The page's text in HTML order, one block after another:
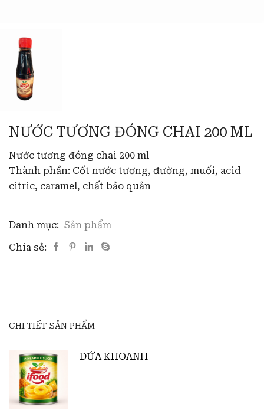
NƯỚC TƯƠNG ĐÓNG CHAI 200 ML
Nước tương đóng chai 200 ml
Thành phần: Cốt nước tương, đường, muối, acid
citric, caramel, chất bảo quản
Danh mục: Sản phẩm
Chia sẻ:
CHI TIẾT SẢN PHẨM
DỨA KHOANH